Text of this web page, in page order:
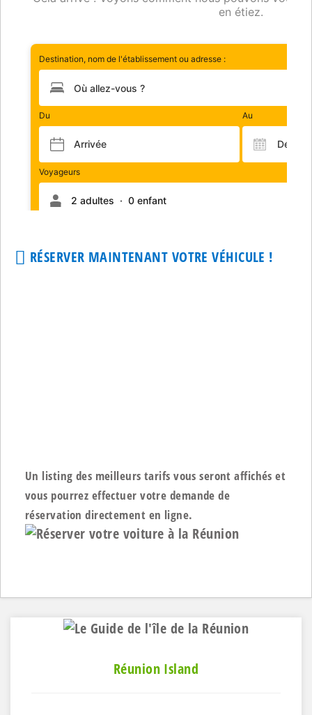
RÉSERVER MAINTENANT VOTRE VÉHICULE !
Un listing des meilleurs tarifs vous seront affichés et
vous pourrez effectuer votre demande de
réservation directement en ligne.
Réunion Island